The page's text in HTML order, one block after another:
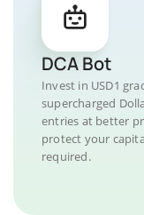
DCA Bot
Invest in USD1
supercharged
entries at better
protect your
required.